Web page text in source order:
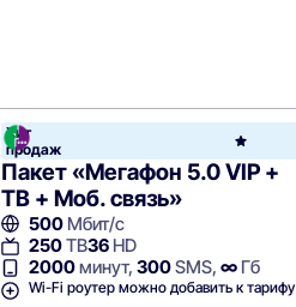
Хит
продаж
Пакет «Мегафон 5.0 VIP +
ТВ + Моб. связь»
500Мбит/с
250ТВ36HD
2000минут, 300SMS, ∞Гб
Wi-Fi роутер можно добавить к тарифу